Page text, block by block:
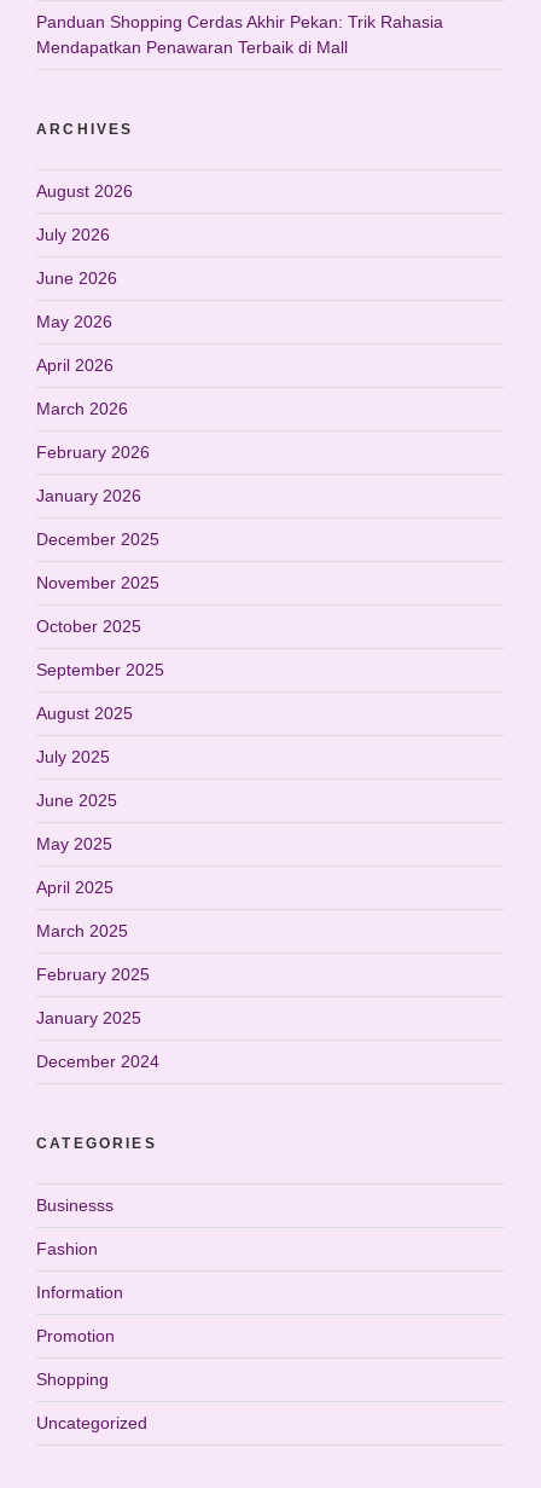
Panduan Shopping Cerdas Akhir Pekan: Trik Rahasia
Mendapatkan Penawaran Terbaik di Mall
ARCHIVES
August 2026
July 2026
June 2026
May 2026
April 2026
March 2026
February 2026
January 2026
December 2025
November 2025
October 2025
September 2025
August 2025
July 2025
June 2025
May 2025
April 2025
March 2025
February 2025
January 2025
December 2024
CATEGORIES
Businesss
Fashion
Information
Promotion
Shopping
Uncategorized